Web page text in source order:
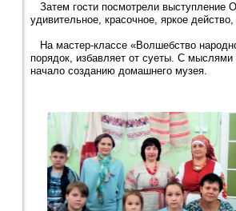
Затем гости посмотрели выступление
удивительное, красочное, яркое
На мастер-классе «Волшебство
порядок, избавляет от суеты. С
начало созданию домашнего музея.